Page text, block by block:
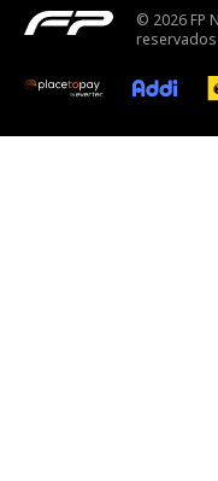
© 2026 FP
reservados